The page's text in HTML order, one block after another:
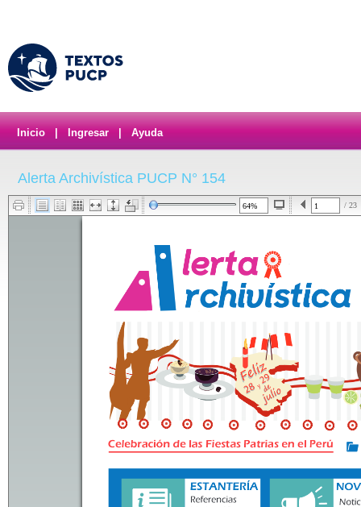
Inicio Ingresar Ayuda
Alerta Archivística PUCP N° 154
/ 23